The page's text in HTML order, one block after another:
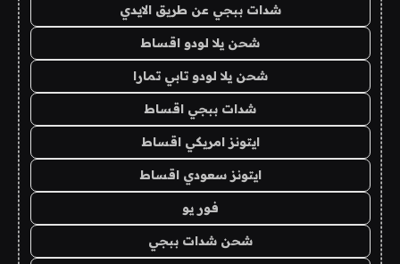
شدات ببجي عن طريق الايدي
شحن يلا لودو اقساط
شحن يلا لودو تابي تمارا
شدات ببجي اقساط
ايتونز امريكي اقساط
ايتونز سعودي اقساط
فور يو
شحن شدات ببجي